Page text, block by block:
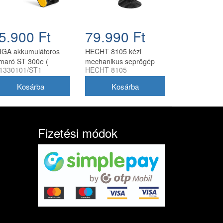
Ft
akkumulátoros
ST 300e (
és töltő
ST1
79.990 Ft
HECHT 8105 kézi
mechanikus seprőgép
105 cm
HECHT 8105
Fizetési módok